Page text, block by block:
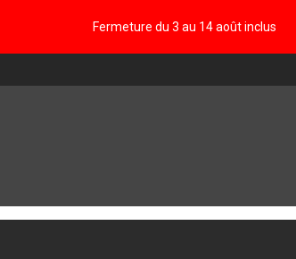
Fermeture du 3 au 14 août inclus